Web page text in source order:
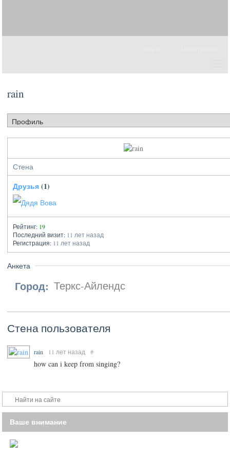
rain
Стена
Друзья(1)
Рейтинг: 19
Последний визит: 11 лет назад
Регистрация: 11 лет назад
Анкета
Город: Теркс-Айлендс
Стена пользователя
rain 11 лет назад #
how can i keep from singing?
Ваше внимание